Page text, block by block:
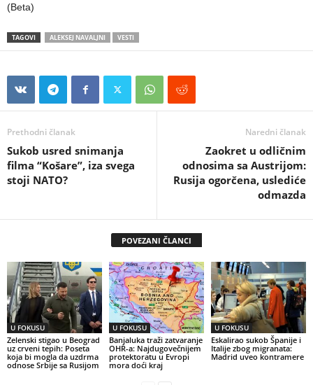
(Beta)
TAGOVI ALEKSEJ NAVALJNI VESTI
Prethodni članak
Sukob usred snimanja
filma “Košare”, iza svega
stoji NATO?
Naredni članak
Zaokret u odličnim
odnosima sa Austrijom:
Rusija ogorčena, uslediće
odmazda
POVEZANI ČLANCI
U FOKUSU
Zelenski stigao u Beograd
uz crveni tepih: Poseta
koja bi mogla da uzdrma
odnose Srbije sa Rusijom
U FOKUSU
Banjaluka traži zatvaranje
OHR-a: Najdugovečnijem
protektoratu u Evropi
mora doći kraj
U FOKUSU
Eskalirao sukob Španije i
Italije zbog migranata:
Madrid uveo kontramere